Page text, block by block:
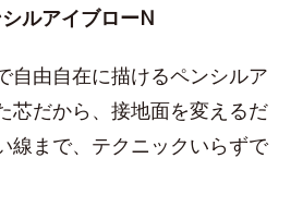
ルアイブローN
自由自在に描けるペンシルア
芯だから、接地面を変えるだ
線まで、テクニックいらずで